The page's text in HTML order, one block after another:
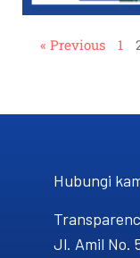
« Previous 1
Hubungi
Jl. Amil No.